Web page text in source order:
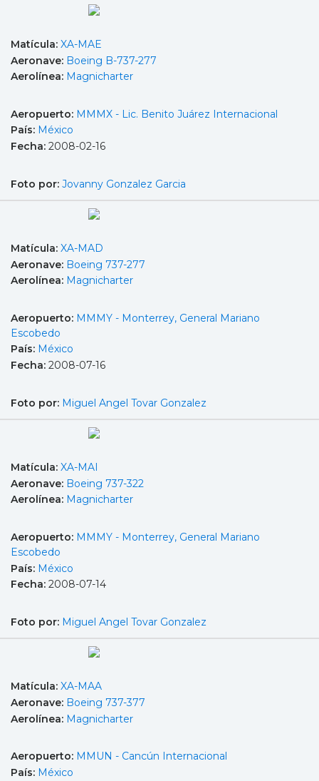
Matícula: XA-MAE
Aeronave: Boeing B-737-277
Aerolínea: Magnicharter
Aeropuerto: MMMX - Lic. Benito Juárez Internacional
País: México
Fecha: 2008-02-16
Foto por: Jovanny Gonzalez Garcia
Matícula: XA-MAD
Aeronave: Boeing 737-277
Aerolínea: Magnicharter
Aeropuerto: MMMY - Monterrey, General Mariano
Escobedo
País: México
Fecha: 2008-07-16
Foto por: Miguel Angel Tovar Gonzalez
Matícula: XA-MAI
Aeronave: Boeing 737-322
Aerolínea: Magnicharter
Aeropuerto: MMMY - Monterrey, General Mariano
Escobedo
País: México
Fecha: 2008-07-14
Foto por: Miguel Angel Tovar Gonzalez
Matícula: XA-MAA
Aeronave: Boeing 737-377
Aerolínea: Magnicharter
Aeropuerto: MMUN - Cancún Internacional
País: México